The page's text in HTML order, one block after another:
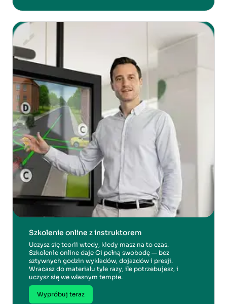
Szkolenie online z instruktorem
Uczysz się teorii wtedy, kiedy masz na to czas.
Szkolenie online daje Ci pełną swobodę — bez
sztywnych godzin wykładów, dojazdów i presji.
Wracasz do materiału tyle razy, ile potrzebujesz, i
uczysz się we własnym tempie.
Wypróbuj teraz